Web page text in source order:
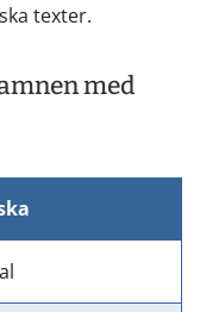
texter.
med